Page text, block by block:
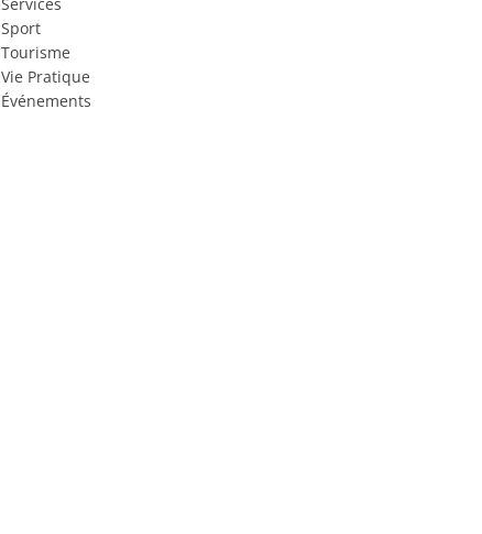
Sport
Tourisme
Vie Pratique
Événements